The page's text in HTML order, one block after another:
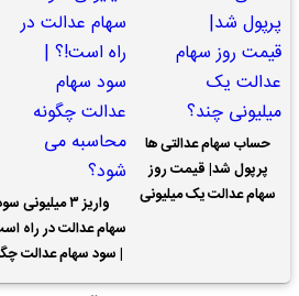
حساب سهام عدالتی ها
پرپول شد| قیمت روز
سهام عدالت یک میلیونی
واریز ۳ میلیونی
سهام عدالت در راه
| سود سهام عدالت
محاسبه می شود؟